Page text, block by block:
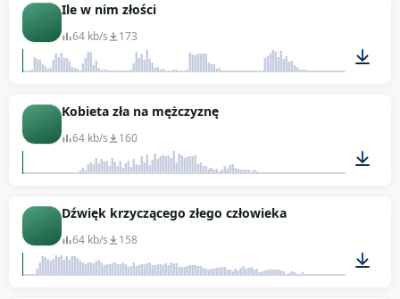
Ile w nim złości
64 kb/s 173
Kobieta zła na mężczyznę
64 kb/s 160
Dźwięk krzyczącego złego człowieka
64 kb/s 158